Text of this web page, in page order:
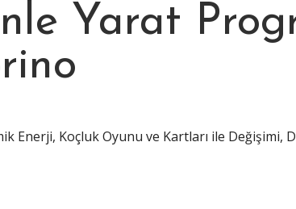
Yarat
Enerji, Koçluk Oyunu ve Kartları ile Değişimi,